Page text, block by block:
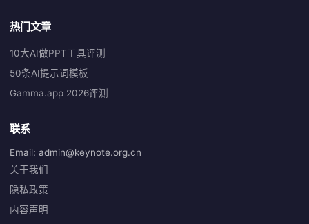
热门文章
10大AI做PPT工具评测
50条AI提示词模板
Gamma.app 2026评测
联系
Email: admin@keynote.org.cn
关于我们
隐私政策
内容声明